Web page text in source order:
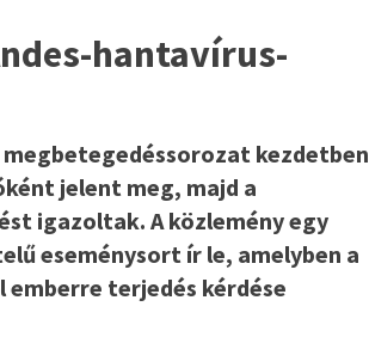
hantavírus-
megbetegedéssorozat kezdetben
jelent meg, majd a
igazoltak. A közlemény egy
eseménysort ír le, amelyben a
terjedés kérdése